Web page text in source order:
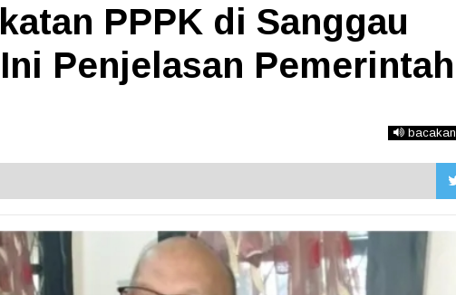
PPPK di Sanggau
Penjelasan Pemerintah
bacakan